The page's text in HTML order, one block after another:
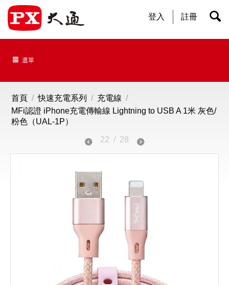
登入 註冊
選單
首頁 / 快速充電系列 / 充電線 /
MFi認證 iPhone充電傳輸線 Lightning to USB A 1米 灰色/
粉色（UAL-1P）
22 / 28